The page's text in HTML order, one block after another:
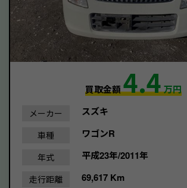
買取金額4.4万円
メーカー スズキ
車種 ワゴンR
年式 平成23年/2011年
走行距離 69,617 Km